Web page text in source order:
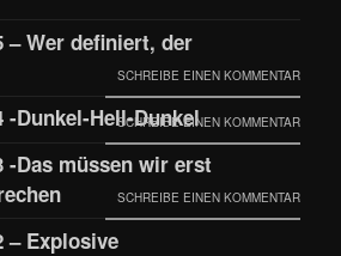
– Wer definiert, der
SCHREIBE EINEN KOMMENTAR
-Dunkel-Hell-DunkelSCHREIBE EINEN KOMMENTAR
-Das müssen wir erst
SCHREIBE EINEN KOMMENTAR
– Explosive